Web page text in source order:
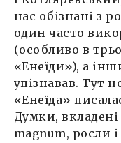
нас обізнані з
один часто
(особливо в
«Енеїди»), а
упізнавав. Тут
«Енеїда»
Думки,
magnum, росли